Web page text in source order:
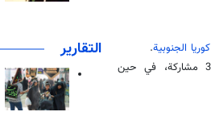
كوريا الجنوبية.
ومنذ انطلاق البطولة عام 1959، نجحت كوريا الجنوبية في الفوز باللقب 12 مرة في 36 مشاركة، في حين
التقارير